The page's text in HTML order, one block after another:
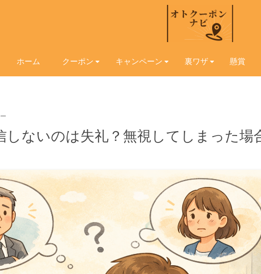
ホーム クーポン キャンペーン 裏ワザ 懸賞
しないのは失礼？無視してしまった場